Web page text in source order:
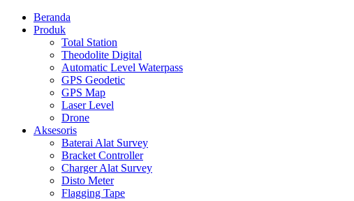
Beranda
Produk
Total Station
Theodolite Digital
Automatic Level Waterpass
GPS Geodetic
GPS Map
Laser Level
Drone
Aksesoris
Baterai Alat Survey
Bracket Controller
Charger Alat Survey
Disto Meter
Flagging Tape